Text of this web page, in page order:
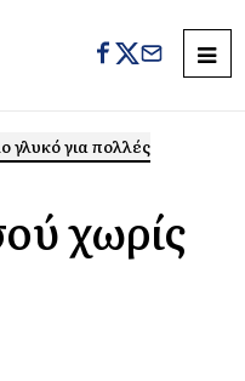
γλυκό για πολλές
χωρίς